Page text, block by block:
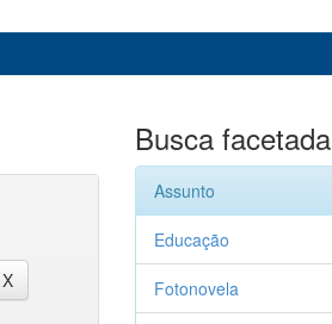
Busca facetada
Assunto
Educação
Fotonovela